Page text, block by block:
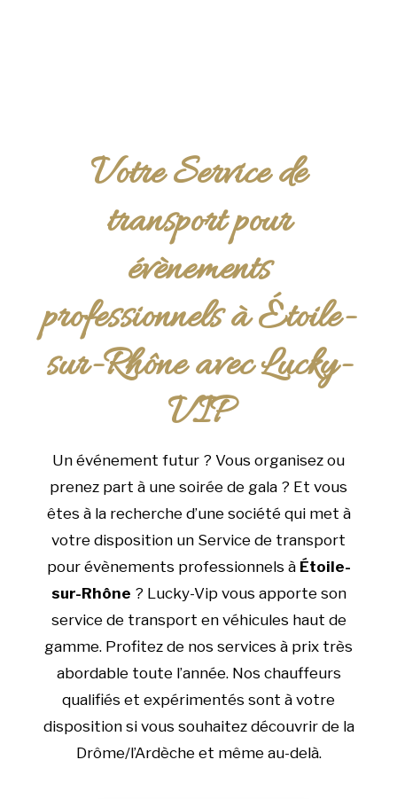
Votre Service de
transport pour
évènements
professionnels à Étoile-
sur-Rhône avec Lucky-
VIP
Un événement futur ? Vous organisez ou
prenez part à une soirée de gala ? Et vous
êtes à la recherche d’une société qui met à
votre disposition un Service de transport
pour évènements professionnels à Étoile-
sur-Rhône ? Lucky-Vip vous apporte son
service de transport en véhicules haut de
gamme. Profitez de nos services à prix très
abordable toute l’année. Nos chauffeurs
qualifiés et expérimentés sont à votre
disposition si vous souhaitez découvrir de la
Drôme/l’Ardèche et même au-delà.